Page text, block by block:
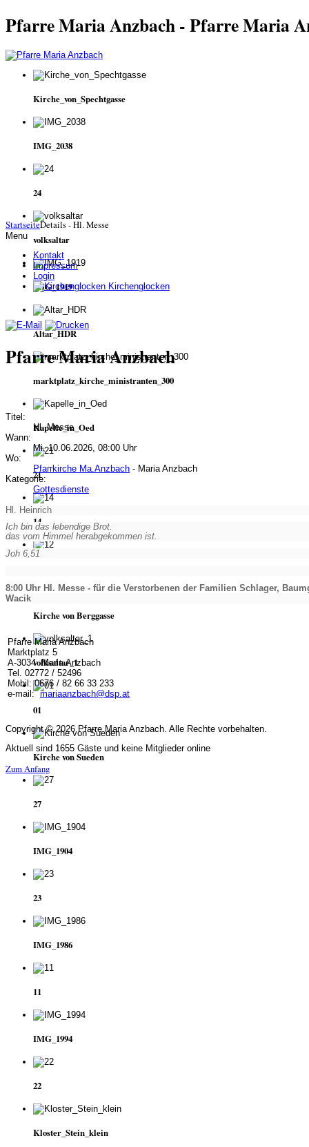
Pfarre Maria Anzbach - Pfarre Maria
Kirche_von_Spechtgasse
IMG_2038
24
volksaltar
IMG_1919
Altar_HDR
marktplatz_kirche_ministranten_300
Kapelle_in_Oed
21
14
Kirche von Berggasse
volksaltar_1
01
Kirche von Sueden
27
IMG_1904
23
IMG_1986
11
IMG_1994
22
Kloster_Stein_klein
StartseiteDetails - Hl. Messe
Menu
Kontakt
Impressum
Login
Kirchenglocken
Pfarre Maria Anzbach
Titel:
Hl. Messe
Wann:
Mi, 10.06.2026, 08:00 Uhr
Wo:
Pfarrkirche Ma.Anzbach - Maria Anzbach
Kategorie:
Gottesdienste
Hl. Heinrich
Ich bin das lebendige Brot.
das vom Himmel herabgekommen ist.
Joh 6,51
8:00 Uhr Hl. Messe - für die Verstorbenen der Familien Schlager,
Wacik
Pfarre Maria Anzbach
Marktplatz 5
A-3034 Maria Anzbach
Tel. 02772 / 52496
Mobil: 0676 / 82 66 33 233
e-mail:mariaanzbach@dsp.at
Copyright © 2026 Pfarre Maria Anzbach. Alle Rechte vorbehalten.
Aktuell sind 1655 Gäste und keine Mitglieder online
Zum Anfang